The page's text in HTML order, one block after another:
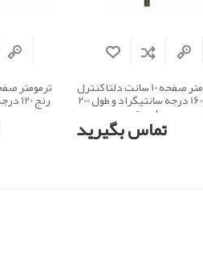
ترمومتر صفحه 10 سانت دلتا کنترل
رنج 160 درجه سانتیگراد و طول 200
میلی متر
تماس بگیرید